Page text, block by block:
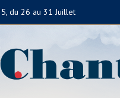
du 26 au 31 Juillet